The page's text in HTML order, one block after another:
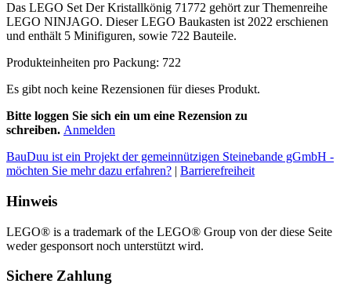
Das LEGO Set Der Kristallkönig 71772 gehört zur Themenreihe
LEGO NINJAGO. Dieser LEGO Baukasten ist 2022 erschienen
und enthält 5 Minifiguren, sowie 722 Bauteile.
Produkteinheiten pro Packung: 722
Es gibt noch keine Rezensionen für dieses Produkt.
Bitte loggen Sie sich ein um eine Rezension zu
schreiben. Anmelden
BauDuu ist ein Projekt der gemeinnützigen Steinebande gGmbH -
möchten Sie mehr dazu erfahren? | Barrierefreiheit
Hinweis
LEGO® is a trademark of the LEGO® Group von der diese Seite
weder gesponsort noch unterstützt wird.
Sichere Zahlung